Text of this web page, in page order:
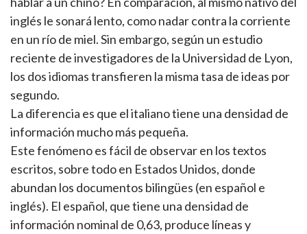
inglés le sonará lento, como nadar contra la corriente
en un río de miel. Sin embargo, según un estudio
reciente de investigadores de la Universidad de Lyon,
los dos idiomas transfieren la misma tasa de ideas por
segundo.
La diferencia es que el italiano tiene una densidad de
información mucho más pequeña.
Este fenómeno es fácil de observar en los textos
escritos, sobre todo en Estados Unidos, donde
abundan los documentos bilingües (en español e
inglés). El español, que tiene una densidad de
información nominal de 0,63, produce líneas y